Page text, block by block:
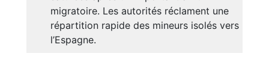
migratoire. Les autorités réclament une
répartition rapide des mineurs isolés vers
l’Espagne.